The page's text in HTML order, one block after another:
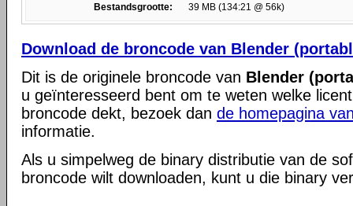
Bestandsgrootte: 39 MB (134:21 @ 56k)
Download de broncode van Blender
Dit is de originele broncode van Blender
u geïnteresseerd bent om te weten welke
broncode dekt, bezoek dan de homepagina
informatie.
Als u simpelweg de binary distributie van de
broncode wilt downloaden, kunt u die binary